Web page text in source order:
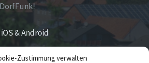
Zustimmung verwalten
& Android